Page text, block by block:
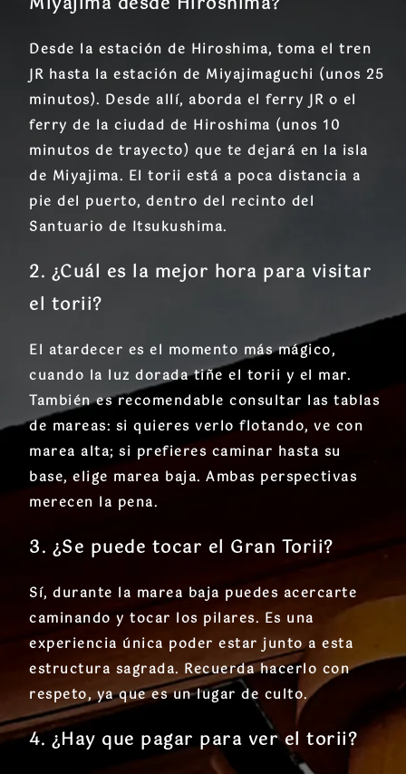
Desde la estación de Hiroshima, toma el tren
JR hasta la estación de Miyajimaguchi (unos 25
minutos). Desde allí, aborda el ferry JR o el
ferry de la ciudad de Hiroshima (unos 10
minutos de trayecto) que te dejará en la isla
de Miyajima. El torii está a poca distancia a
pie del puerto, dentro del recinto del
Santuario de Itsukushima.
2. ¿Cuál es la mejor hora para visitar
el torii?
El atardecer es el momento más mágico,
cuando la luz dorada tiñe el torii y el mar.
También es recomendable consultar las tablas
de mareas: si quieres verlo flotando, ve con
marea alta; si prefieres caminar hasta su
base, elige marea baja. Ambas perspectivas
merecen la pena.
3. ¿Se puede tocar el Gran Torii?
Sí, durante la marea baja puedes acercarte
caminando y tocar los pilares. Es una
experiencia única poder estar junto a esta
estructura sagrada. Recuerda hacerlo con
respeto, ya que es un lugar de culto.
4. ¿Hay que pagar para ver el torii?